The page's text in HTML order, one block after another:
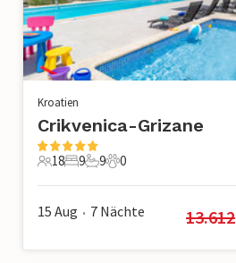
Kroatien
Crikvenica-Grizane
18 Gäste
18
9 Schlafzimmer
9
9 Badezimmer
9
0 Haustiere
0
15 Aug • 7 Nächte 13.612